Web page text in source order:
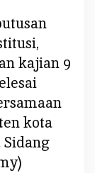
kajian 9
kota
Sidang